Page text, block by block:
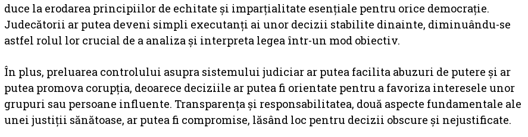
duce la erodarea principiilor de echitate și imparțialitate esențiale pentru orice democrație.
Judecătorii ar putea deveni simpli executanți ai unor decizii stabilite dinainte, diminuându-se
astfel rolul lor crucial de a analiza și interpreta legea într-un mod obiectiv.
În plus, preluarea controlului asupra sistemului judiciar ar putea facilita abuzuri de putere și ar
putea promova corupția, deoarece deciziile ar putea fi orientate pentru a favoriza interesele unor
grupuri sau persoane influente. Transparența și responsabilitatea, două aspecte fundamentale ale
unei justiții sănătoase, ar putea fi compromise, lăsând loc pentru decizii obscure și nejustificate.